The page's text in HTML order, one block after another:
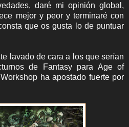
daré mi opinión global,
mejor y peor y terminaré con
que os gusta lo de puntuar
lavado de cara a los que serían
de Fantasy para Age of
ha apostado fuerte por